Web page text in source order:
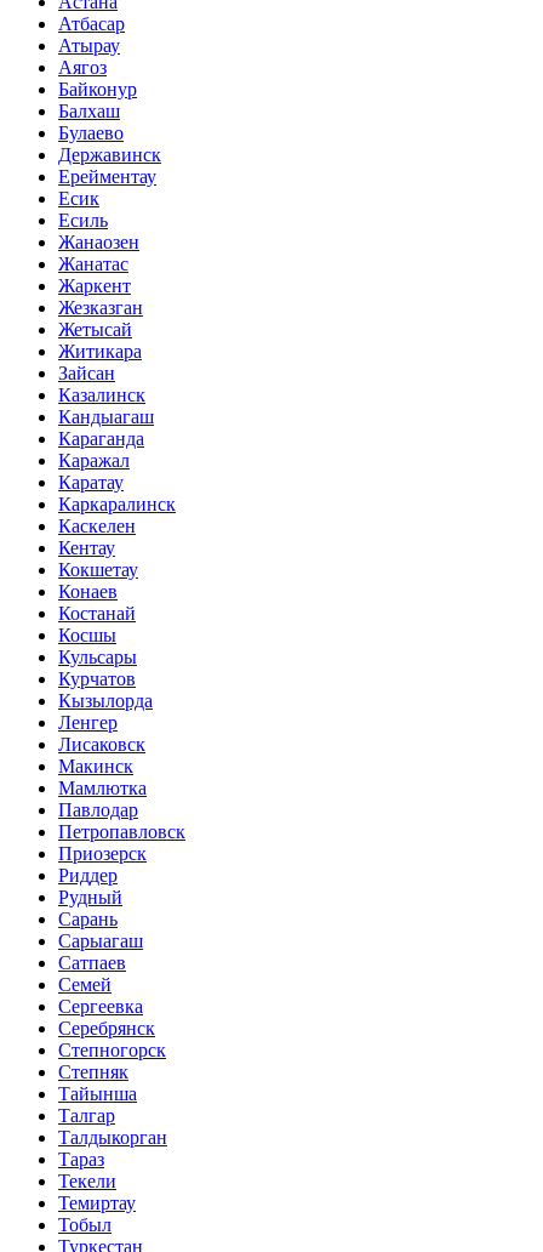
Атбасар
Атырау
Аягоз
Байконур
Балхаш
Булаево
Державинск
Ерейментау
Есик
Есиль
Жанаозен
Жанатас
Жаркент
Жезказган
Жетысай
Житикара
Зайсан
Казалинск
Кандыагаш
Караганда
Каражал
Каратау
Каркаралинск
Каскелен
Кентау
Кокшетау
Конаев
Костанай
Косшы
Кульсары
Курчатов
Кызылорда
Ленгер
Лисаковск
Макинск
Мамлютка
Павлодар
Петропавловск
Приозерск
Риддер
Рудный
Сарань
Сарыагаш
Сатпаев
Семей
Сергеевка
Серебрянск
Степногорск
Степняк
Тайынша
Талгар
Талдыкорган
Тараз
Текели
Темиртау
Тобыл
Туркестан